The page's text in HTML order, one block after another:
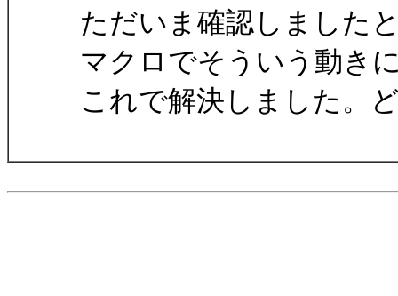
ただいま確認しました
マクロでそういう動き
これで解決しました。